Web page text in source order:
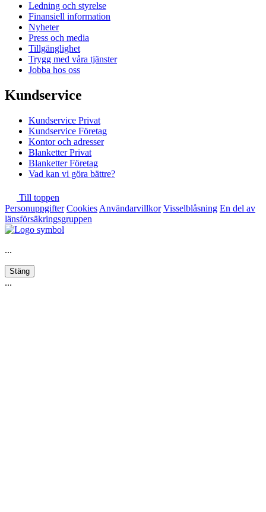
Ledning och styrelse
Finansiell information
Nyheter
Press och media
Tillgänglighet
Trygg med våra tjänster
Jobba hos oss
Kundservice
Kundservice Privat
Kundservice Företag
Kontor och adresser
Blanketter Privat
Blanketter Företag
Vad kan vi göra bättre?
Till toppen
Personuppgifter Cookies Användarvillkor Visselblåsning En del av
länsförsäkringsgruppen
...
Stäng
...